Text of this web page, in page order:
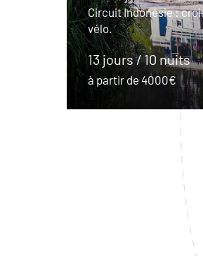
Circuit Indonésie :
vélo.
13 jours / 10 nuits
à partir de 4000€